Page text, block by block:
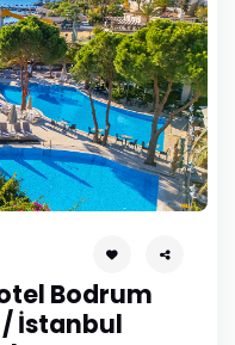
Bodrum
/ İstanbul